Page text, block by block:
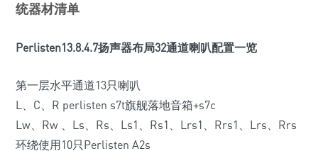
统器材清单
Perlisten13.8.4.7扬声器布局32通道喇叭配置一览
第一层水平通道13只喇叭
L、C、R perlisten s7t旗舰落地音箱+s7c
Lw、Rw 、Ls、Rs、Ls1、Rs1、Lrs1、Rrs1、Lrs、Rrs
环绕使用10只Perlisten A2s